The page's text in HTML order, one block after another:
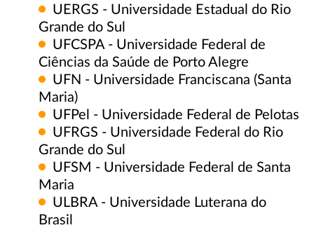
UERGS - Universidade Estadual do Rio
Grande do Sul
UFCSPA - Universidade Federal de
Ciências da Saúde de Porto Alegre
UFN - Universidade Franciscana (Santa
Maria)
UFPel - Universidade Federal de Pelotas
UFRGS - Universidade Federal do Rio
Grande do Sul
UFSM - Universidade Federal de Santa
Maria
ULBRA - Universidade Luterana do
Brasil